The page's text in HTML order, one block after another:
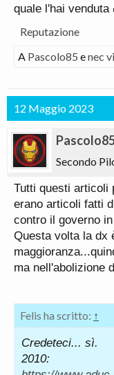
quale l'hai venduta
Reputazione
A Pascolo85 enec
12 Maggio 2023
Secondo
Tutti questi articoli
erano articoli fatti
contro il governo
Questa volta la dx
ma nell'abolizione
Felis ha scritto: ↑
Credeteci... sì.
2010: